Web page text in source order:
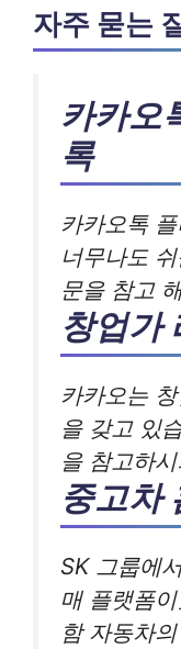
자주 묻는
카카오
록
카카오톡
너무나도
문을 참고
창업가
카카오는
을 갖고 있
을 참고하
중고차
SK 그룹에
매 플랫폼
함 자동차